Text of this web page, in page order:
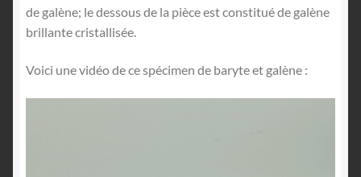
de galène; le dessous de la pièce est constitué de galène
brillante cristallisée.
Voici une vidéo de ce spécimen de baryte et galène :